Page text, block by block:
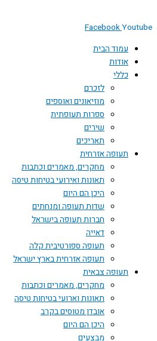
FacebookYoutube
עמוד הבית
אודות
כללי
לזכרם
מוזיאונים ואוספים
ספרות תעופתית
שירים
תאריכים
תעופה אזרחית
מחקרים, מאמרים וכתבות
תאונות ואירועי בטיחות טיסה
היכן הם היום
שדות תעופה ומנחתים
חברות תעופה בישראל
דאייה
תעופה ספורטיבית קלה
תעופה אזרחית בארץ ישראל
תעופה צבאית
מחקרים, מאמרים וכתבות
תאונות וארועי בטיחות טיסה
אובדן מטוסים בקרב
היכן הם היום
מבצעים